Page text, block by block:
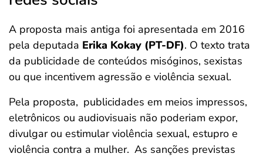
A proposta mais antiga foi apresentada em 2016
pela deputada Erika Kokay (PT-DF). O texto trata
da publicidade de conteúdos misóginos, sexistas
ou que incentivem agressão e violência sexual.
Pela proposta, publicidades em meios impressos,
eletrônicos ou audiovisuais não poderiam expor,
divulgar ou estimular violência sexual, estupro e
violência contra a mulher. As sanções previstas